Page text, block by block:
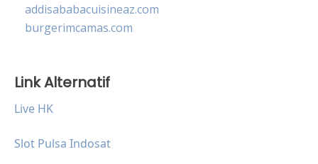
addisababacuisineaz.com
burgerimcamas.com
Link Alternatif
Live HK
Slot Pulsa Indosat